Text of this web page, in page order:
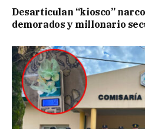
Desarticulan “kiosco”
demorados y millonario